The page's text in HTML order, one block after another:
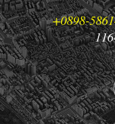
+0898-